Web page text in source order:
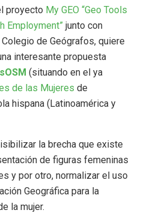
proyecto My GEO “Geo Tools
Employment” junto con
de Geógrafos, quiere
interesante propuesta
(situando en el ya
de las Mujeres de
hispana (Latinoamérica y
la brecha que existe
de figuras femeninas
y por otro, normalizar el uso
Geográfica para la
la mujer.